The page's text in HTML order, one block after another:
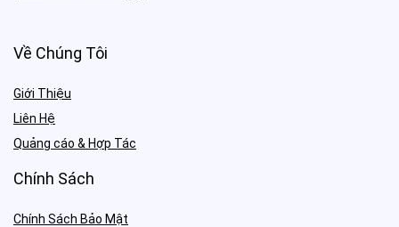
Về Chúng Tôi
Giới Thiệu
Liên Hệ
Quảng cáo & Hợp Tác
Chính Sách
Chính Sách Bảo Mật